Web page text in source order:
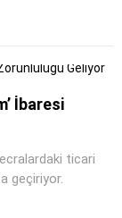
İbaresi
ticari
geçiriyor.